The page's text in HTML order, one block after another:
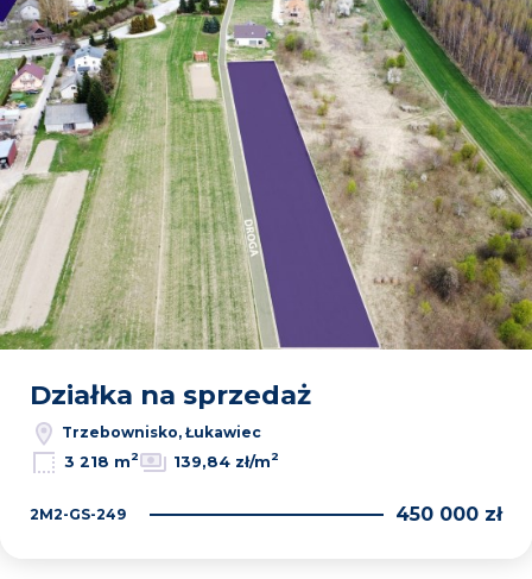
Działka na sprzedaż
Trzebownisko, Łukawiec
3 218 m2 139,84 zł/m2
2M2-GS-249 450 000 zł